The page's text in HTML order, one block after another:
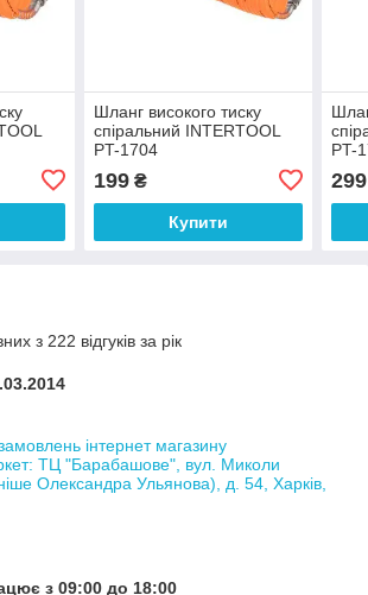
Шланг високого тиску
спіральний INTERTOOL
PT-1704
199₴
Купити
PT-
299
з 222 відгуків за рік
інтернет магазину
ТЦ "Барабашове", вул. Миколи
Олександра Ульянова), д. 54, Харків,
з 09:00 до 18:00